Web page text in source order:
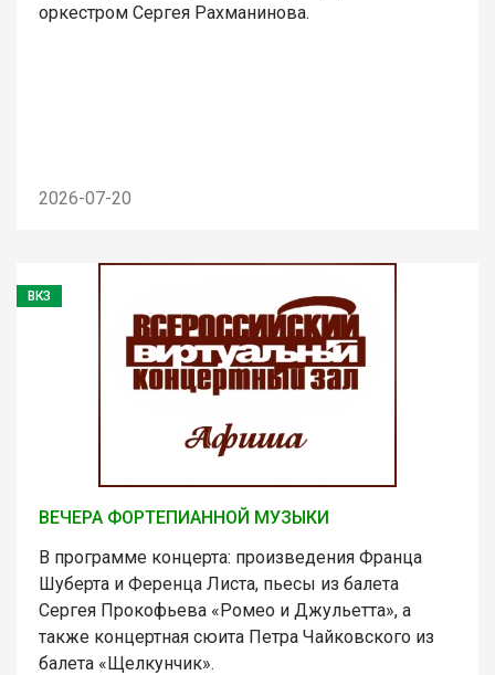
оркестром Сергея Рахманинова.
2026-07-20
ВКЗ
ВЕЧЕРА ФОРТЕПИАННОЙ МУЗЫКИ
В программе концерта: произведения Франца
Шуберта и Ференца Листа, пьесы из балета
Сергея Прокофьева «Ромео и Джульетта», а
также концертная сюита Петра Чайковского из
балета «Щелкунчик».